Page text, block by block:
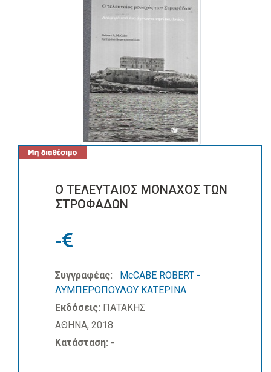
Ο ΤΕΛΕΥΤΑΙΟΣ ΜΟΝΑΧΟΣ ΤΩΝ
ΣΤΡΟΦΑΔΩΝ
-
Συγγραφέας:
McCABE ROBERT -
ΛΥΜΠΕΡΟΠΟΥΛΟΥ ΚΑΤΕΡΙΝΑ
Εκδόσεις: ΠΑΤΑΚΗΣ
ΑΘΗΝΑ, 2018
Κατάσταση: -